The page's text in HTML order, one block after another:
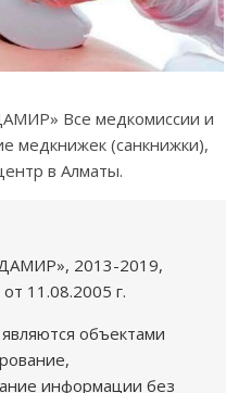
Все медкомиссии и
медкнижек (санкнижки),
в Алматы.
2013-2019,
11.08.2005 г.
объектами
информации без